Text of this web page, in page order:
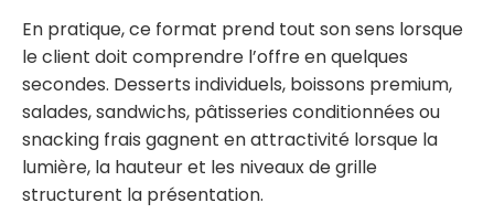
En pratique, ce format prend tout son sens lorsque
le client doit comprendre l’offre en quelques
secondes. Desserts individuels, boissons premium,
salades, sandwichs, pâtisseries conditionnées ou
snacking frais gagnent en attractivité lorsque la
lumière, la hauteur et les niveaux de grille
structurent la présentation.